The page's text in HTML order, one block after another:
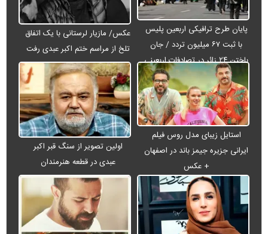
پایان طرح ترافیکی اربعین پلیس
با ثبت ۶۷ میلیون تردد / جان
باختن ۲۴ زائر در تصادفات اربعینی
عکس/ مازیار لرستانی با یک اتفاق
تلخ از مراسم ختم اکبر عبدی رفت
استایل زیبای مدل روس فیلم
ایرانی جزیره جیمز باند در اصفهان
+ عکس
اولین تصویر از سنگ قبر اکبر
عبدی در قطعه هنرمندان